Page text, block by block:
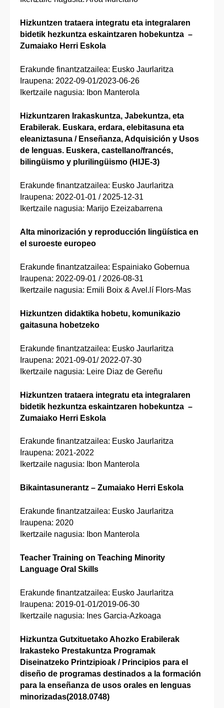
Hizkuntzen trataera integratu eta integralaren
bidetik hezkuntza eskaintzaren hobekuntza –
Zumaiako Herri Eskola
Erakunde finantzatzailea: Eusko Jaurlaritza
Iraupena: 2022-09-01/2023-06-26
Ikertzaile nagusia: Ibon Manterola
Hizkuntzaren Irakaskuntza, Jabekuntza, eta
Erabilerak. Euskara, erdara, elebitasuna eta
eleaniztasuna / Enseñanza, Adquisición y Usos
de lenguas. Euskera, castellano/francés,
bilingüismo y plurilingüismo (HIJE-3)
​​​​​​​​​​​​​​Erakunde finantzatzailea: Eusko Jaurlaritza
Iraupena: 2022-01-01 / 2025-12-31
Ikertzaile nagusia: Marijo Ezeizabarrena
Alta minorización y reproducción lingüística en
el suroeste europeo
​​​​​​​​​​​​​​​​​​​​​Erakunde finantzatzailea: Espainiako Gobernua
Iraupena: 2022-09-01 / 2026-08-31
Ikertzaile nagusia: Emili Boix & Avel.lí Flors-Mas
Hizkuntzen didaktika hobetu, komunikazio
gaitasuna hobetzeko
​​​​​​​​​​​​​​​​​​​​​Erakunde finantzatzailea: Eusko Jaurlaritza
Iraupena: 2021-09-01/ 2022-07-30
Ikertzaile nagusia: Leire Diaz de Gereñu
Hizkuntzen trataera integratu eta integralaren
bidetik hezkuntza eskaintzaren hobekuntza –
Zumaiako Herri Eskola
​​​​​​​​​​​​​​​​​​​​​Erakunde finantzatzailea: Eusko Jaurlaritza
Iraupena: 2021-2022
Ikertzaile nagusia: Ibon Manterola
Bikaintasunerantz – Zumaiako Herri Eskola
​​​​​​​​​​​​​​​​​​​​​Erakunde finantzatzailea: Eusko Jaurlaritza
Iraupena: 2020
Ikertzaile nagusia: Ibon Manterola
Teacher Training on Teaching Minority
Language Oral Skills
​​​​​​​​​​​​​​​​​​​​​​​​​​​​Erakunde finantzatzailea: Eusko Jaurlaritza
Iraupena: 2019-01-01/2019-06-30
Ikertzaile nagusia: Ines Garcia-Azkoaga
Hizkuntza Gutxituetako Ahozko Erabilerak
Irakasteko Prestakuntza Programak
Diseinatzeko Printzipioak / Principios para el
diseño de programas destinados a la formación
para la enseñanza de usos orales en lenguas
minorizadas(2018.0748)